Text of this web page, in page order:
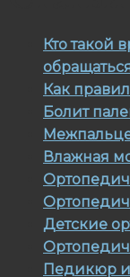
Кто такой
Как
Болит
Влажная
Детские
Педикюр и